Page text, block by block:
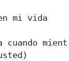
mi vida
cuando